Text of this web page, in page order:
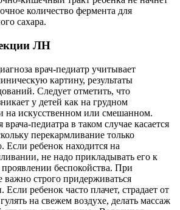
количество фермента для
сахара.
ЛН
врач-педиатр учитывает
картину, результаты
Следует отметить, что
у детей как на грудном
на искусственном или смешанном.
педиатра в таком случае касается
перекармливание только
Если ребенок находится на
не надо прикладывать его к
беспокойства. При
важно строго придерживаться
Если ребенок часто плачет, страдает от
на свежем воздухе, делать массаж